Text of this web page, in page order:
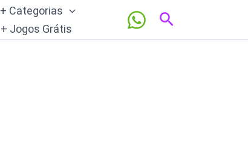
+ Categorias
+ Jogos Grátis
Pesquisar